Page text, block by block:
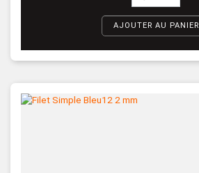
AJOUTER AU PANIER